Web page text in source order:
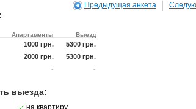
Предыдущая анкета
Апартаменты Выезд
1000 грн.
5300 грн.
2000 грн.
5300 грн.
- -
выезда:
на квартиру